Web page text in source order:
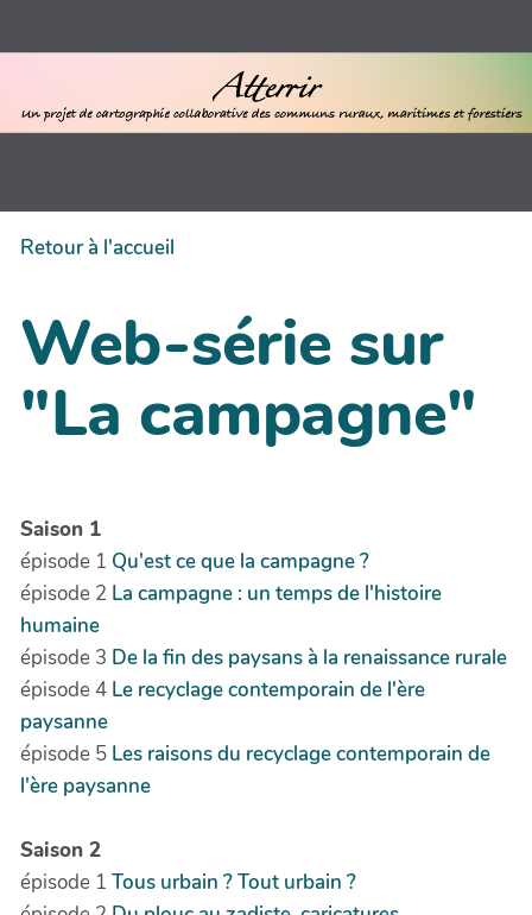
Retour à l'accueil
Web-série sur
"La campagne"
Saison 1
épisode 1 Qu'est ce que la campagne ?
épisode 2 La campagne : un temps de l'histoire
humaine
épisode 3 De la fin des paysans à la renaissance rurale
épisode 4 Le recyclage contemporain de l'ère
paysanne
épisode 5 Les raisons du recyclage contemporain de
l'ère paysanne
Saison 2
épisode 1 Tous urbain ? Tout urbain ?